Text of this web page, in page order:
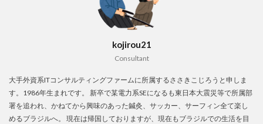
kojirou21
Consultant
大手外資系ITコンサルティングファームに所属するささきこじろうと申しま
す。1986年生まれです。 新卒で某電力系SEになるも東日本大震災等で所属部
署を追われ、かねてから興味のあった鍼灸、サッカー、サーフィン全て楽し
めるブラジルへ。 現在は帰国しておりますが、現在もブラジルでの生活を目